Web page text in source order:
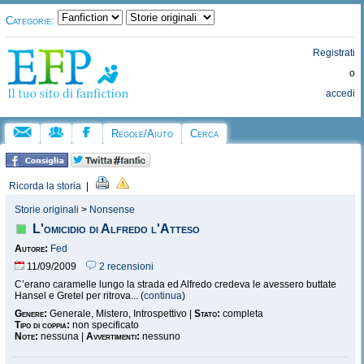
Categorie:
Registrati
o
accedi
Regole/Aiuto Cerca
Ricorda la storia
Storie originali > Nonsense
L'omicidio di Alfredo l'Atteso
Autore: Fed
11/09/2009
2 recensioni
C’erano caramelle lungo la strada ed Alfredo credeva le avessero buttate
Hansel e Gretel per ritrova... (continua)
Genere: Generale, Mistero, Introspettivo | Stato: completa
Tipo di coppia: non specificato
Note: nessuna | Avvertimenti: nessuno